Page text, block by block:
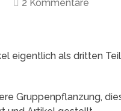
2 Kommentare
eigentlich als dritten
Gruppenpflanzung,